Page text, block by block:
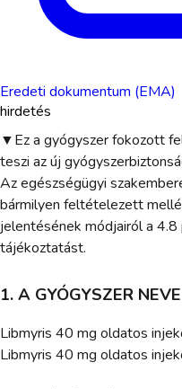
Eredeti dokumentum (EMA)
hirdetés
▼Ez a gyógyszer fokozott
teszi az új
Az egészségügyi
bármilyen feltételezett
jelentésének módjairól a
tájékoztatást.
1. A GYÓGYSZER NEVE
Libmyris 40 mg oldatos
Libmyris 40 mg oldatos